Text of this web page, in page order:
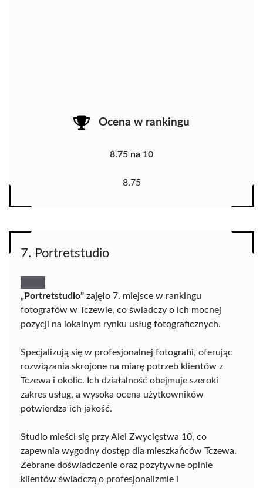
Ocena w rankingu
8.75 na 10
8.75
7. Portretstudio
„Portretstudio” zajęło 7. miejsce w rankingu
fotografów w Tczewie, co świadczy o ich mocnej
pozycji na lokalnym rynku usług fotograficznych.
Specjalizują się w profesjonalnej fotografii, oferując
rozwiązania skrojone na miarę potrzeb klientów z
Tczewa i okolic. Ich działalność obejmuje szeroki
zakres usług, a wysoka ocena użytkowników
potwierdza ich jakość.
Studio mieści się przy Alei Zwycięstwa 10, co
zapewnia wygodny dostęp dla mieszkańców Tczewa.
Zebrane doświadczenie oraz pozytywne opinie
klientów świadczą o profesjonalizmie i